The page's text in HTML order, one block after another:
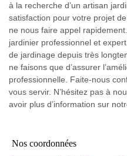
à la recherche d’un artisan
satisfaction pour votre projet
ne nous faire appel
jardinier professionnel et
de jardinage depuis très
ne faisons que d’assurer
professionnelle. Faite-nous
vous servir. N’hésitez pas à
avoir plus d’information sur
Nos coordonnées